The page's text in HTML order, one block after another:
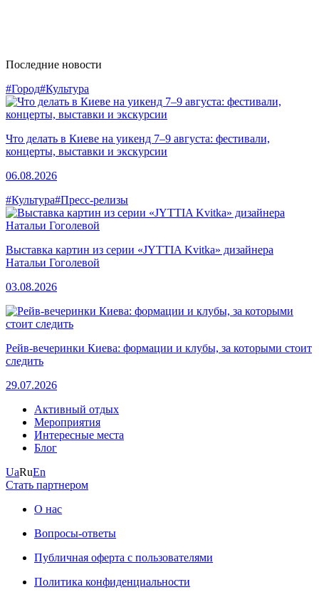
Последние новости
#Город#Культура
Что делать в Киеве на уикенд 7–9 августа: фестивали,
концерты, выставки и экскурсии
06.08.2026
#Культура#Пресс-релизы
Выставка картин из серии «JYTTIA Kvitka» дизайнера
Натальи Гоголевой
03.08.2026
Рейв-вечеринки Киева: формации и клубы, за которыми стоит
следить
29.07.2026
Активный отдых
Мероприятия
Интересные места
Блог
UaRuEn
Стать партнером
О нас
Вопросы-ответы
Публичная оферта с пользователями
Политика конфиденциальности